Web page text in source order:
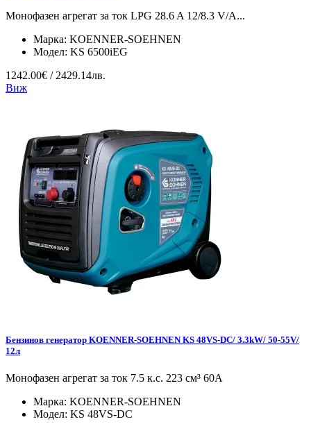
Монофазен агрегат за ток LPG 28.6 A 12/8.3 V/А...
Марка: KOENNER-SOEHNEN
Модел: KS 6500iEG
1242.00€ / 2429.14лв.
Виж
Бензинов генератор KOENNER-SOEHNEN KS 48VS-DC/ 3.3kW/ 50-55V/
12л
Монофазен агрегат за ток 7.5 к.с. 223 см³ 60А
Марка: KOENNER-SOEHNEN
Модел: KS 48VS-DC